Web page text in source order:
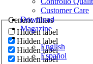
Generic filters
Hidden label
Hidden label
Hidden label
Hidden label
Customer Care
Download
Magazine
English
Español